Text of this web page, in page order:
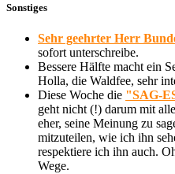
Sonstiges
Sehr geehrter Herr
sofort unterschreibe.
Bessere Hälfte macht ein
Holla, die Waldfee, sehr
Diese Woche die "SAG-
geht nicht (!) darum mit
eher, seine Meinung zu
mitzuteilen, wie ich ihn
respektiere ich ihn auch.
Wege.